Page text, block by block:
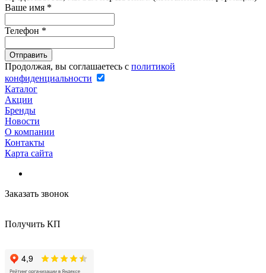
Ваше имя *
Телефон *
Продолжая, вы соглашаетесь с политикой
конфиденциальности
Каталог
Акции
Бренды
Новости
О компании
Контакты
Карта сайта
Заказать звонок
Получить КП